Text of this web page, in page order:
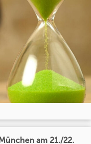
am 21./22.